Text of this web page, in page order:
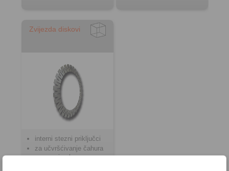
Zvijezda diskovi
interni stezni priključci
za učvršćivanje čahura
na osovine bez zazora